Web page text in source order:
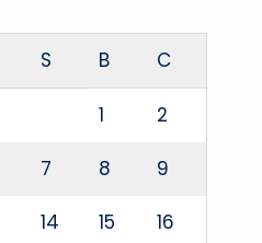
S B C
1 2
7 8 9
14 15 16